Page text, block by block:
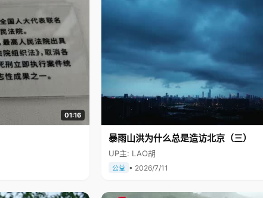
01:16
暴雨山洪为什么总是造访北京（三）
UP主: LAO胡
公益 • 2026/7/11